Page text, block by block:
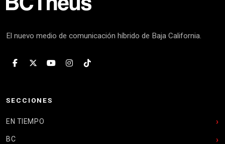
El nuevo medio de comunicación híbrido de Baja California.
SECCIONES
EN TIEMPO
BC